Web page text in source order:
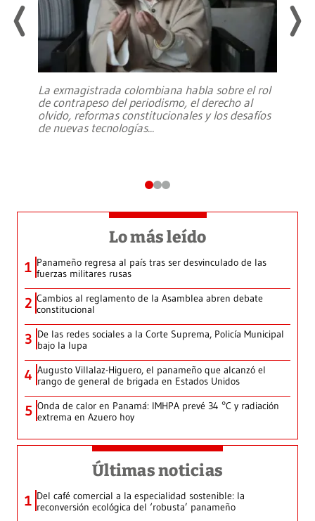
La exmagistrada colombiana habla sobre el rol
de contrapeso del periodismo, el derecho al
olvido, reformas constitucionales y los desafíos
de nuevas tecnologías...
Lo más leído
1 Panameño regresa al país tras ser desvinculado de las
fuerzas militares rusas
2 Cambios al reglamento de la Asamblea abren debate
constitucional
3 De las redes sociales a la Corte Suprema, Policía Municipal
bajo la lupa
4 Augusto Villalaz-Higuero, el panameño que alcanzó el
rango de general de brigada en Estados Unidos
5 Onda de calor en Panamá: IMHPA prevé 34 °C y radiación
extrema en Azuero hoy
Últimas noticias
1 Del café comercial a la especialidad sostenible: la
reconversión ecológica del ‘robusta’ panameño